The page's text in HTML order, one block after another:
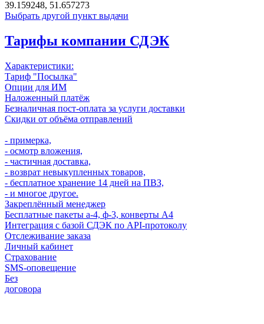
39.159248, 51.657273
Выбрать другой пункт выдачи
Тарифы компании СДЭК
Характеристики:
Тариф "Посылка"
Опции для ИМ
Наложенный платёж
Безналичная пост-оплата за услуги доставки
Скидки от объёма отправлений
- примерка,
- осмотр вложения,
- частичная доставка,
- возврат невыкупленных товаров,
- бесплатное хранение 14 дней на ПВЗ,
- и многое другое.
Закреплённый менеджер
Бесплатные пакеты а-4, ф-3, конверты А4
Интеграция с базой СДЭК по API-протоколу
Отслеживание заказа
Личный кабинет
Страхование
SMS-оповещение
Без
договора